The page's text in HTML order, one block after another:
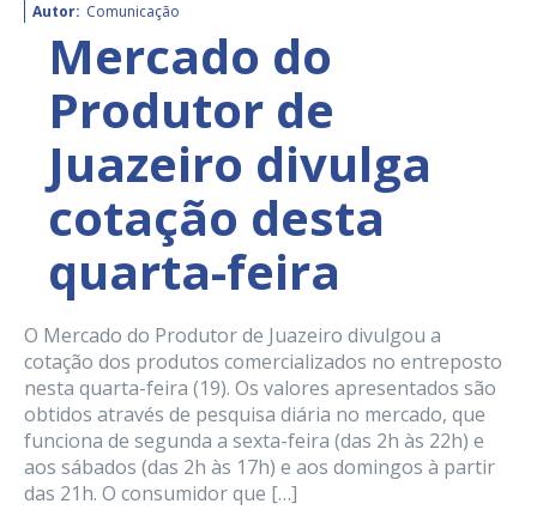
Autor: Comunicação
Mercado do
Produtor de
Juazeiro divulga
cotação desta
quarta-feira
O Mercado do Produtor de Juazeiro divulgou a
cotação dos produtos comercializados no entreposto
nesta quarta-feira (19). Os valores apresentados são
obtidos através de pesquisa diária no mercado, que
funciona de segunda a sexta-feira (das 2h às 22h) e
aos sábados (das 2h às 17h) e aos domingos à partir
das 21h. O consumidor que […]